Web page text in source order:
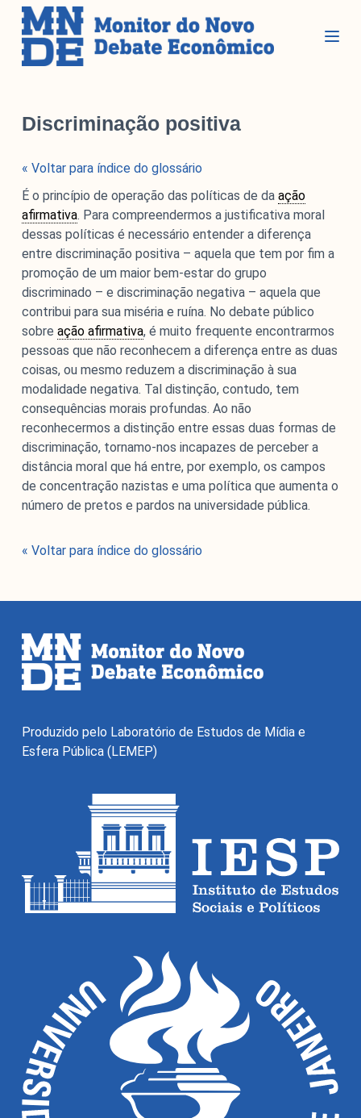
P
u
p
o
c
o
n
e
ú
d
o
Seções
Glossário
Blog do MNDE
Podcast do MNDE
Lives do MNDE
Institucional
Institucional
Parcerias
O Monitor do Novo Debate Econômico (MNDE) é um
maneiras de pensar a economia expressas no debate
Discriminação positiva
« Voltar para índice do glossário
É o princípio de operação das políticas de da ação
afirmativa. Para compreendermos a justificativa moral
dessas políticas é necessário entender a diferença
entre discriminação positiva – aquela que tem por fim a
promoção de um maior bem-estar do grupo
discriminado – e discriminação negativa – aquela que
contribui para sua miséria e ruína. No debate público
sobre ação afirmativa, é muito frequente encontrarmos
pessoas que não reconhecem a diferença entre as duas
coisas, ou mesmo reduzem a discriminação à sua
modalidade negativa. Tal distinção, contudo, tem
consequências morais profundas. Ao não
reconhecermos a distinção entre essas duas formas de
discriminação, tornamo-nos incapazes de perceber a
distância moral que há entre, por exemplo, os campos
de concentração nazistas e uma política que aumenta o
número de pretos e pardos na universidade pública.
« Voltar para índice do glossário
Produzido pelo Laboratório de Estudos de Mídia e
Esfera Pública (LEMEP)